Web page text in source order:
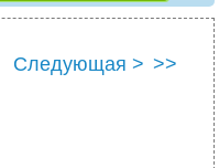
Следующая > >>